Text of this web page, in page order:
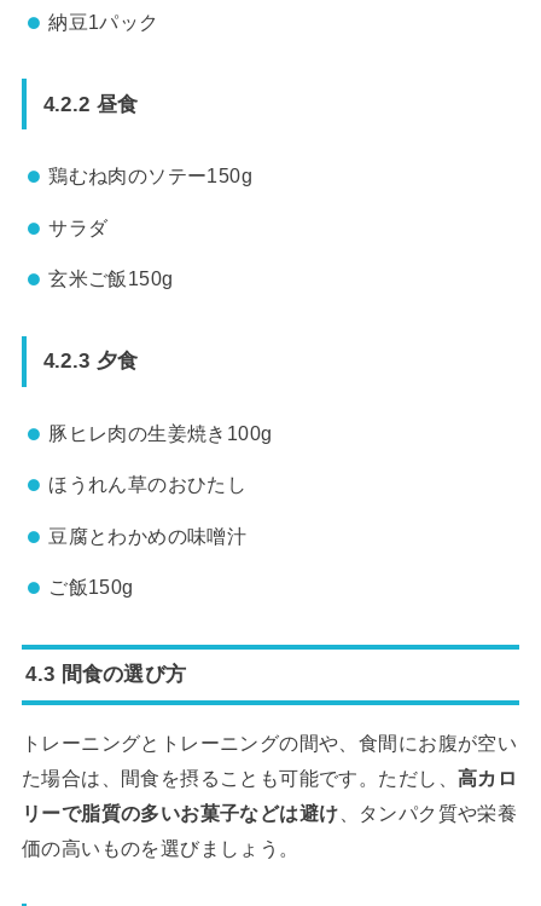
納豆1パック
4.2.2 昼食
鶏むね肉のソテー150g
サラダ
玄米ご飯150g
4.2.3 夕食
豚ヒレ肉の生姜焼き100g
ほうれん草のおひたし
豆腐とわかめの味噌汁
ご飯150g
4.3 間食の選び方
トレーニングとトレーニングの間や、食間にお腹が空い
た場合は、間食を摂ることも可能です。ただし、 高カロ
リーで脂質の多いお菓子などは避け 、タンパク質や栄養
価の高いものを選びましょう。